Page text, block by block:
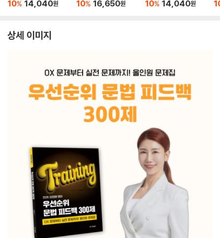
10% 14,040원 10% 16,650원 10% 14,040원
상세 이미지